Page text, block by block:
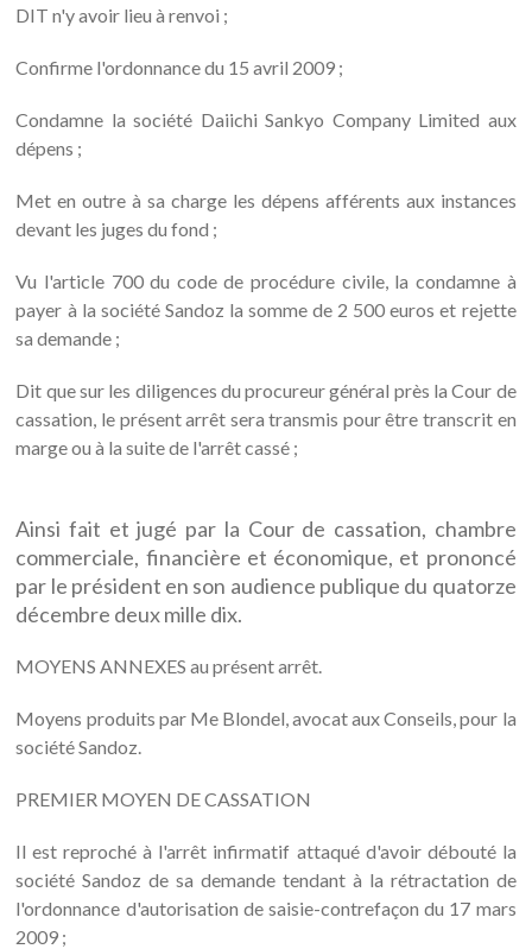
DIT n'y avoir lieu à renvoi ;
Confirme l'ordonnance du 15 avril 2009 ;
Condamne la société Daiichi Sankyo Company Limited aux
dépens ;
Met en outre à sa charge les dépens afférents aux instances
devant les juges du fond ;
Vu l'article 700 du code de procédure civile, la condamne à
payer à la société Sandoz la somme de 2 500 euros et rejette
sa demande ;
Dit que sur les diligences du procureur général près la Cour de
cassation, le présent arrêt sera transmis pour être transcrit en
marge ou à la suite de l'arrêt cassé ;
Ainsi fait et jugé par la Cour de cassation, chambre
commerciale, financière et économique, et prononcé
par le président en son audience publique du quatorze
décembre deux mille dix.
MOYENS ANNEXES au présent arrêt.
Moyens produits par Me Blondel, avocat aux Conseils, pour la
société Sandoz.
PREMIER MOYEN DE CASSATION
Il est reproché à l'arrêt infirmatif attaqué d'avoir débouté la
société Sandoz de sa demande tendant à la rétractation de
l'ordonnance d'autorisation de saisie-contrefaçon du 17 mars
2009 ;